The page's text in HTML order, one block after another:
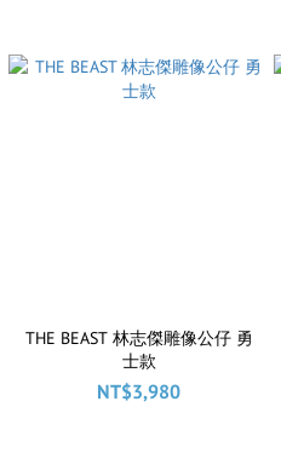
THE BEAST 林志傑雕像公仔 勇
士款
NT$3,980